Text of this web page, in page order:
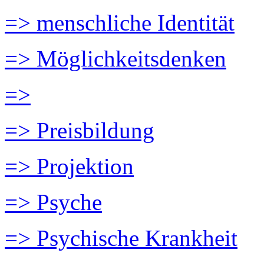
=> menschliche Identität
=> Möglichkeitsdenken
=>
=> Preisbildung
=> Projektion
=> Psyche
=> Psychische Krankheit